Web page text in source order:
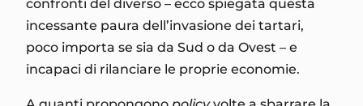
confronti del diverso – ecco spiegata questa
incessante paura dell’invasione dei tartari,
poco importa se sia da Sud o da Ovest – e
incapaci di rilanciare le proprie economie.